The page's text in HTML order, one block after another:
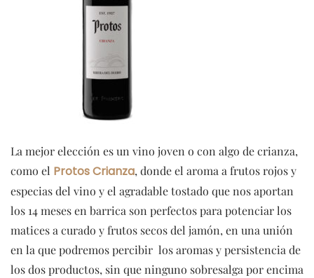
La mejor elección es un vino joven o con algo de crianza,
como el Protos Crianza, donde el aroma a frutos rojos y
especias del vino y el agradable tostado que nos aportan
los 14 meses en barrica son perfectos para potenciar los
matices a curado y frutos secos del jamón, en una unión
en la que podremos percibir los aromas y persistencia de
los dos productos, sin que ninguno sobresalga por encima